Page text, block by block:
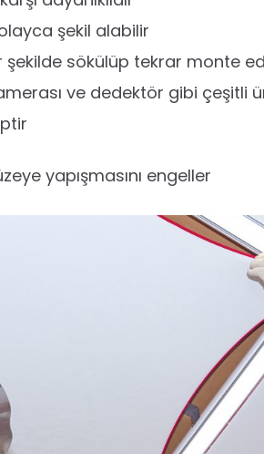
şekil alabilir
sökülüp tekrar monte
ve dedektör gibi çeşitli
yapışmasını engeller